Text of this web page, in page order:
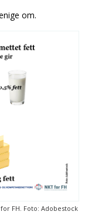
om.
FH. Foto: Adobestock